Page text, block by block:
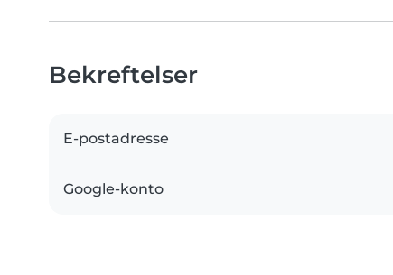
Bekreftelser
E-postadresse
Google-konto